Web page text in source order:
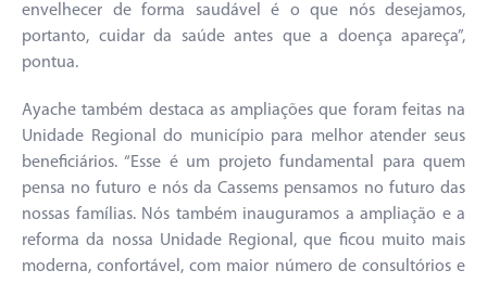
envelhecer de forma saudável é o que nós desejamos,
portanto, cuidar da saúde antes que a doença apareça”,
pontua.
Ayache também destaca as ampliações que foram feitas na
Unidade Regional do município para melhor atender seus
beneficiários. “Esse é um projeto fundamental para quem
pensa no futuro e nós da Cassems pensamos no futuro das
nossas famílias. Nós também inauguramos a ampliação e a
reforma da nossa Unidade Regional, que ficou muito mais
moderna, confortável, com maior número de consultórios e